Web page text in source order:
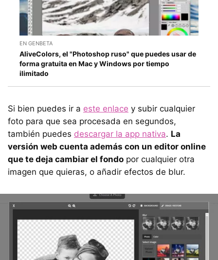
EN GENBETA
AliveColors, el "Photoshop ruso" que puedes usar de
forma gratuita en Mac y Windows por tiempo
ilimitado
Si bien puedes ir a este enlace y subir cualquier
foto para que sea procesada en segundos,
también puedes descargar la app nativa. La
versión web cuenta además con un editor online
que te deja cambiar el fondo por cualquier otra
imagen que quieras, o añadir efectos de blur.